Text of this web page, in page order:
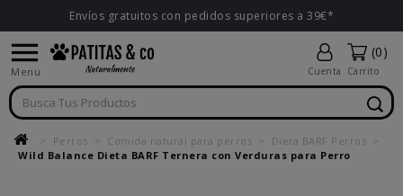
Envíos gratuitos con pedidos superiores a 39€*

Menu Cuenta
(0)
Carrito
Perros Comida natural para perros
Dieta BARF Perros
Wild Balance Dieta BARF Ternera con Verduras para Perro